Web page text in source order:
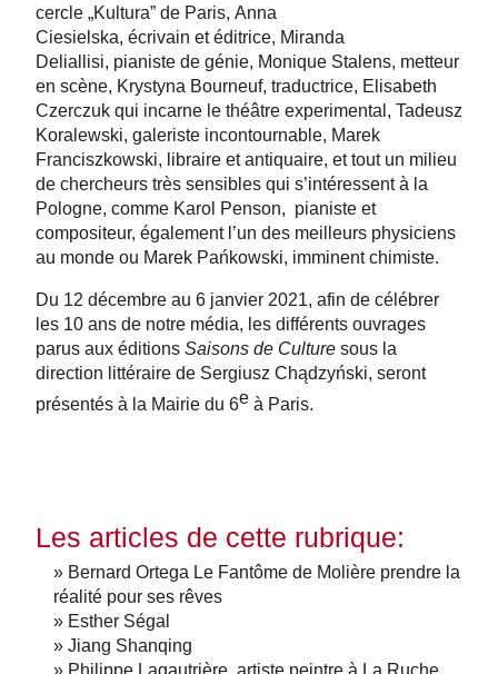
cercle „Kultura” de Paris, Anna
Ciesielska, écrivain et éditrice, Miranda
Deliallisi, pianiste de génie, Monique Stalens, metteur
en scène, Krystyna Bourneuf, traductrice, Elisabeth
Czerczuk qui incarne le théâtre experimental, Tadeusz
Koralewski, galeriste incontournable, Marek
Franciszkowski, libraire et antiquaire, et tout un milieu
de chercheurs très sensibles qui s’intéressent à la
Pologne, comme Karol Penson, pianiste et
compositeur, également l’un des meilleurs physiciens
au monde ou Marek Pańkowski, imminent chimiste.
Du 12 décembre au 6 janvier 2021, afin de célébrer
les 10 ans de notre média, les différents ouvrages
parus aux éditions Saisons de Culture sous la
direction littéraire de Sergiusz Chądzyński, seront
présentés à la Mairie du 6e à Paris.
Les articles de cette rubrique:
» Bernard Ortega Le Fantôme de Molière prendre la
réalité pour ses rêves
» Esther Ségal
» Jiang Shanqing
» Philippe Lagautrière, artiste peintre à La Ruche